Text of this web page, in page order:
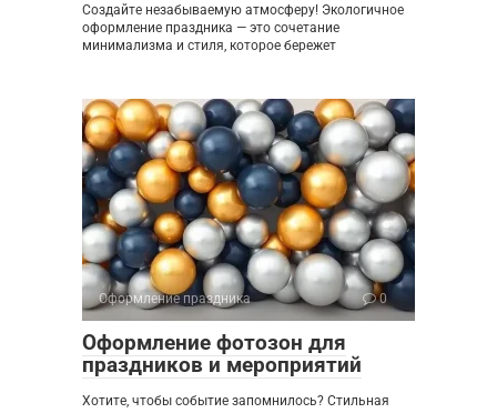
Создайте незабываемую атмосферу! Экологичное
оформление праздника — это сочетание
минимализма и стиля, которое бережет
Оформление праздника 0
Оформление фотозон для
праздников и мероприятий
Хотите, чтобы событие запомнилось? Стильная